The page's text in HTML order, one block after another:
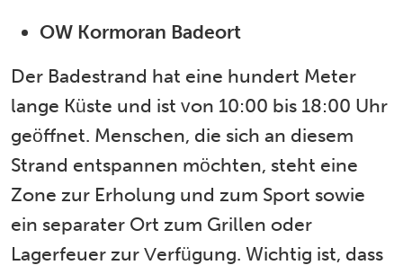
OW Kormoran Badeort
Der Badestrand hat eine hundert Meter
lange Küste und ist von 10:00 bis 18:00 Uhr
geöffnet. Menschen, die sich an diesem
Strand entspannen möchten, steht eine
Zone zur Erholung und zum Sport sowie
ein separater Ort zum Grillen oder
Lagerfeuer zur Verfügung. Wichtig ist, dass